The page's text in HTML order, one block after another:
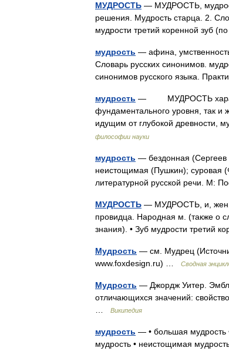
МУДРОСТЬ — МУДРОСТЬ,
решения. Мудрость старца. 2.
мудрости третий коренной зуб
мудрость — афина,
Словарь русских синонимов.
синонимов русского языка.
мудрость — МУДРОСТЬ
фундаментального уровня, так и
идущим от глубокой древности,
философии науки
мудрость — бездонная (Сергеев
неистощимая (Пушкин); суровая
литературной русской речи. М:
МУДРОСТЬ — МУДРОСТЬ, и, жен.
провидца. Народная м. (также о
знания). • Зуб мудрости третий
Мудрость — см. Мудрец
www.foxdesign.ru) …
Сводная
Мудрость — Джордж Уитер.
отличающихся значений:
Википедия
мудрость — • большая мудрость
мудрость • неистощимая